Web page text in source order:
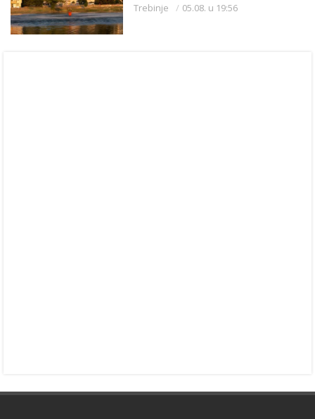
Trebinje 05.08. u 19:56